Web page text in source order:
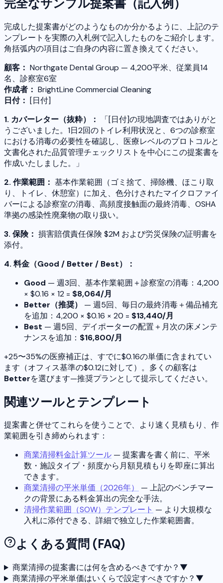
完全なサンプル提案書（記入例）
完成した提案書がどのようなものか分かるように、上記のテ
ンプレートを実際の入札例で記入したものをご紹介します。
角括弧内の項目はご自身の内容に置き換えてください。
顧客： Northgate Dental Group — 4,200平米、従業員14
名、診察室6室
作成者： BrightLine Commercial Cleaning
日付： [日付]
1. カバーレター（抜粋）：
「[日付]の現地調査ではありがと
うございました。1日2回のトイレ利用状況と、6つの診察室
における消毒の必要性を確認し、医療レベルのプロトコルと
文書化された品質管理チェックリストを中心にこの提案書を
作成いたしました。」
2. 作業範囲： 基本作業範囲（ゴミ捨て、掃除機、ほこり取
り、トイレ、休憩室）に加え、色分けされたマイクロファイ
バーによる診察室の消毒、高頻度接触面の最終消毒、OSHA
準拠の感染性廃棄物の取り扱い。
3. 保険： 損害賠償責任保険 $2M および労災保険の証明書を
添付。
4. 料金（Good / Better / Best）：
Good — 週3回、基本作業範囲＋診察室の消毒：4,200
× $0.16 × 12 = $8,064/月
Better（推奨）
— 週5回、毎日の最終消毒＋備品補充
を追加：4,200 × $0.16 × 20 = $13,440/月
Best — 週5回、デイポーターの配置＋月次の床メンテ
ナンスを追加： $16,800/月
+25〜35%の医療補正は、すでに$0.16の単価に含まれてい
ます（オフィス基準の$0.12に対して）。多くの顧客は
Betterを選びます—推奨プランとして提示してください。
関連ツールとテンプレート
提案書と併せてこれらを使うことで、より速く見積もり、作
業範囲を引き締められます：
商業清掃料金計算ツール — 提案書を書く前に、平米
数・施設タイプ・頻度から月額見積もりを即座に算出
できます。
商業清掃の平米単価（2026年）
— 上記のベンチマー
クの背景にある料金算出の完全な手法。
清掃作業範囲（SOW）テンプレート — より大規模な
入札に添付できる、詳細で独立した作業範囲書。
よくある質問 (FAQ)
商業清掃の提案書には何を含めるべきですか？ ▼
商業清掃の平米単価はいくらで設定すべきですか？ ▼